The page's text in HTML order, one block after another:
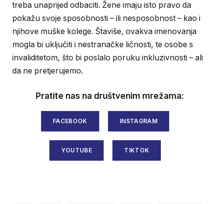
treba unaprijed odbaciti. Žene imaju isto pravo da
pokažu svoje sposobnosti – ili nesposobnost – kao i
njihove muške kolege. Štaviše, ovakva imenovanja
mogla bi uključiti i nestranačke ličnosti, te osobe s
invaliditetom, što bi poslalo poruku inkluzivnosti – ali
da ne pretjerujemo.
Pratite nas na društvenim mrežama:
FACEBOOK INSTAGRAM
YOUTUBE TIKTOK